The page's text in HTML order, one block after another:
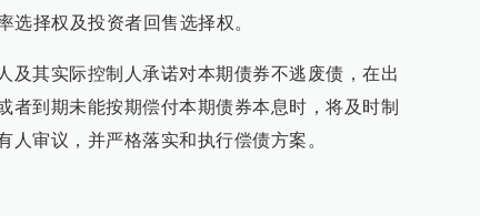
选择权及投资者回售选择权。
及其实际控制人承诺对本期债券不逃废债，在出
者到期未能按期偿付本期债券本息时，将及时制
人审议，并严格落实和执行偿债方案。